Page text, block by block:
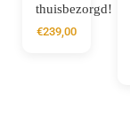
thuisbezorgd!
€239,00